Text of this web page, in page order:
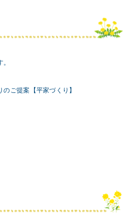
ご提案【平家づくり】